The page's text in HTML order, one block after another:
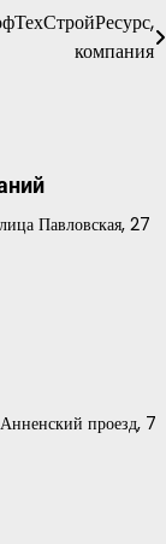
компания
Павловская, 27
проезд, 7